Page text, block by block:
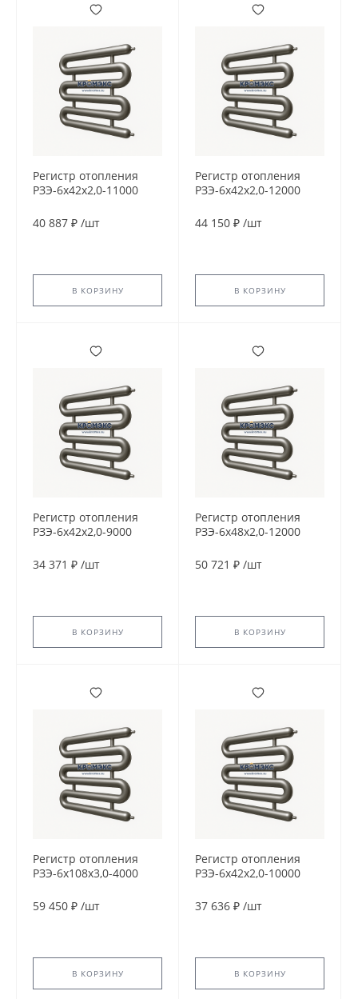
Регистр отопления
РЗЭ-6x42x2,0-11000
40 887 ₽ /шт
В КОРЗИНУ
Регистр отопления
РЗЭ-6x42x2,0-12000
44 150 ₽ /шт
В КОРЗИНУ
Регистр отопления
РЗЭ-6x42x2,0-9000
34 371 ₽ /шт
В КОРЗИНУ
Регистр отопления
РЗЭ-6x48x2,0-12000
50 721 ₽ /шт
В КОРЗИНУ
Регистр отопления
РЗЭ-6x108x3,0-4000
59 450 ₽ /шт
В КОРЗИНУ
Регистр отопления
РЗЭ-6x42x2,0-10000
37 636 ₽ /шт
В КОРЗИНУ